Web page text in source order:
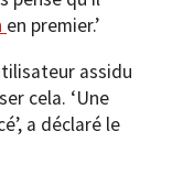
en premier.’
assidu
cela. ‘Une
a déclaré le